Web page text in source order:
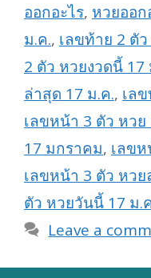
ออกอะไร, หวยออก
ม.ค., เลขท้าย 2 ตั
2 ตัว หวยงวดนี้ 17
ล่าสุด 17 ม.ค., เล
เลขหน้า 3 ตัว หวย
17 มกราคม, เลข
เลขหน้า 3 ตัว หว
ตัว หวยวันนี้ 17 ม.
Leave a